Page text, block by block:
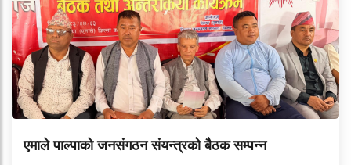
एमाले पाल्पाको जनसंगठन संयन्त्रको बैठक सम्पन्न